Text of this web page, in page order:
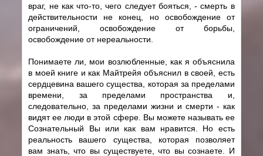
враг, не как что-то, чего следует бояться, - смерть в
действительности не конец, но освобождение от
ограничений, освобождение от борьбы,
освобождение от нереальности.
Понимаете ли, мои возлюбленные, как я объяснила
в моей книге и как Майтрейя объяснил в своей, есть
сердцевина вашего существа, которая за пределами
времени, за пределами пространства и,
следовательно, за пределами жизни и смерти - как
видят ее люди в этой сфере. Вы можете называть ее
Сознательный Вы или как вам нравится. Но есть
реальность вашего существа, которая позволяет
вам знать, что вы существуете, что вы сознаете. И